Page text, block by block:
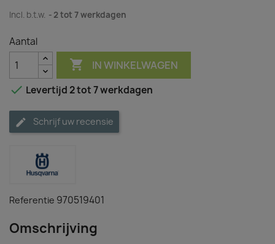
Incl. b.t.w. 2 tot 7 werkdagen
Aantal
 IN WINKELWAGEN
 Levertijd 2 tot 7 werkdagen
Schrijf uw recensie
Referentie 970519401
Omschrijving